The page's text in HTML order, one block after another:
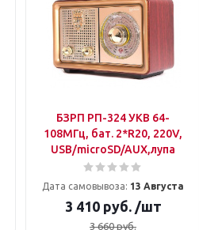
БЗРП РП-324 УКВ 64-
108МГц, бат. 2*R20, 220V,
USB/microSD/AUX,лупа
Дата самовывоза: 13 Августа
3 410руб. /шт
3 660руб.